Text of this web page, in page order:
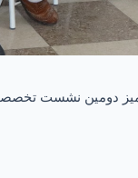
دومین نشست